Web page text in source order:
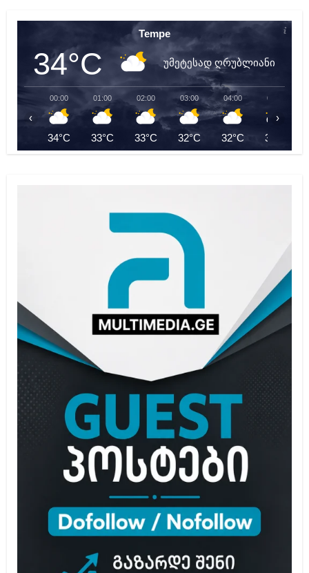
Tempe
34°C უმეტესად ღრუბლიანი
00:00
34°C
01:00
33°C
02:00
33°C
03:00
32°C
04:00
32°C
05:00
31°C
‹ ›